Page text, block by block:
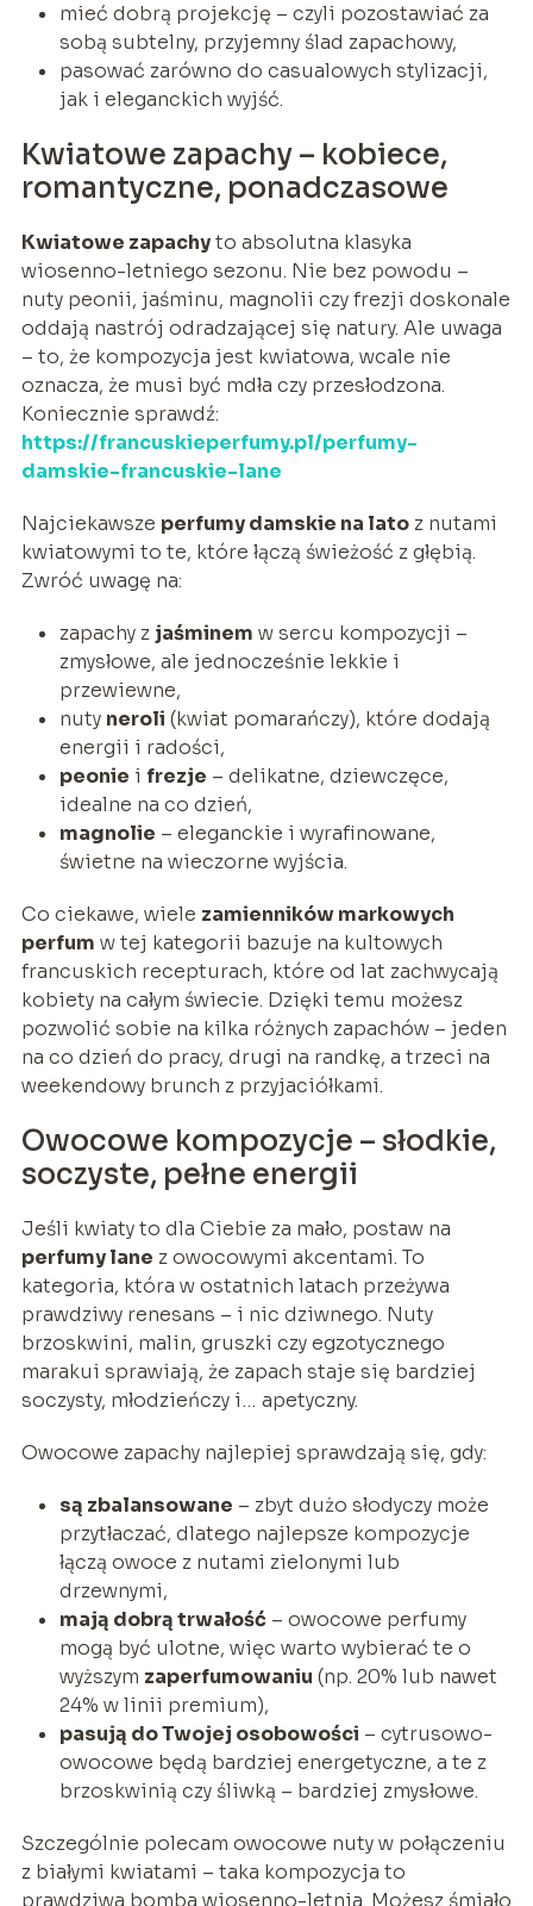
mieć dobrą projekcję – czyli pozostawiać za
sobą subtelny, przyjemny ślad zapachowy,
pasować zarówno do casualowych stylizacji,
jak i eleganckich wyjść.
Kwiatowe zapachy – kobiece,
romantyczne, ponadczasowe
Kwiatowe zapachyto absolutna klasyka
wiosenno-letniego sezonu. Nie bez powodu –
nuty peonii, jaśminu, magnolii czy frezji doskonale
oddają nastrój odradzającej się natury. Ale uwaga
– to, że kompozycja jest kwiatowa, wcale nie
oznacza, że musi być mdła czy przesłodzona.
Koniecznie sprawdź:
https://francuskieperfumy.pl/perfumy-
damskie-francuskie-lane
Najciekawsze perfumy damskie na latoz nutami
kwiatowymi to te, które łączą świeżość z głębią.
Zwróć uwagę na:
zapachy z jaśminem w sercu kompozycji –
zmysłowe, ale jednocześnie lekkie i
przewiewne,
nuty neroli (kwiat pomarańczy), które dodają
energii i radości,
peonie i frezje – delikatne, dziewczęce,
idealne na co dzień,
magnolie – eleganckie i wyrafinowane,
świetne na wieczorne wyjścia.
Co ciekawe, wiele zamienników markowych
perfum w tej kategorii bazuje na kultowych
francuskich recepturach, które od lat zachwycają
kobiety na całym świecie. Dzięki temu możesz
pozwolić sobie na kilka różnych zapachów – jeden
na co dzień do pracy, drugi na randkę, a trzeci na
weekendowy brunch z przyjaciółkami.
Owocowe kompozycje – słodkie,
soczyste, pełne energii
Jeśli kwiaty to dla Ciebie za mało, postaw na
perfumy lane z owocowymi akcentami. To
kategoria, która w ostatnich latach przeżywa
prawdziwy renesans – i nic dziwnego. Nuty
brzoskwini, malin, gruszki czy egzotycznego
marakui sprawiają, że zapach staje się bardziej
soczysty, młodzieńczy i… apetyczny.
Owocowe zapachy najlepiej sprawdzają się, gdy:
są zbalansowane – zbyt dużo słodyczy może
przytłaczać, dlatego najlepsze kompozycje
łączą owoce z nutami zielonymi lub
drzewnymi,
mają dobrą trwałość– owocowe perfumy
mogą być ulotne, więc warto wybierać te o
wyższym zaperfumowaniu (np. 20% lub nawet
24% w linii premium),
pasują do Twojej osobowości – cytrusowo-
owocowe będą bardziej energetyczne, a te z
brzoskwinią czy śliwką – bardziej zmysłowe.
Szczególnie polecam owocowe nuty w połączeniu
z białymi kwiatami – taka kompozycja to